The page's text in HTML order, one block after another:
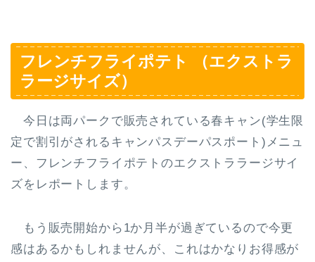
フレンチフライポテト （エクストラ
ラージサイズ）
今日は両パークで販売されている春キャン(学生限
定で割引がされるキャンパスデーパスポート)メニュ
ー、 フレンチフライポテトのエクストララージサイ
ズをレポートします。
もう販売開始から1か月半が過ぎているので今更
感はあるかもしれませんが、これはかなりお得感が